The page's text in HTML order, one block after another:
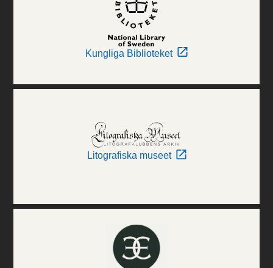
Kungliga Biblioteket
Litografiska museet